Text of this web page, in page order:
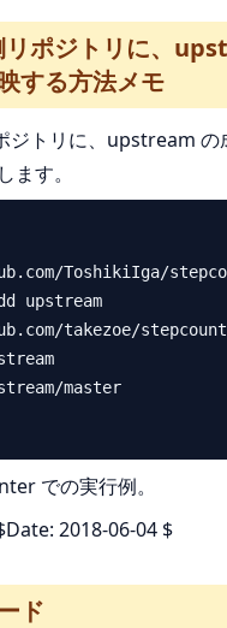
ポジトリに、
する方法メモ
ジトリに、upstream の
ます。
ToshikiIga/
upstream
takezoe/
master
での実行例。
2018-06-04 $
ド